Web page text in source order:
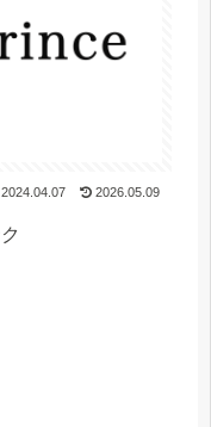
2024.04.07 2026.05.09